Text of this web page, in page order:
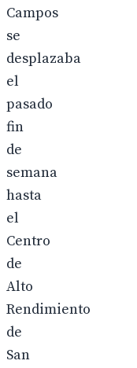
Campos
se
desplazaba
el
pasado
fin
de
semana
hasta
el
Centro
de
Alto
Rendimiento
de
San